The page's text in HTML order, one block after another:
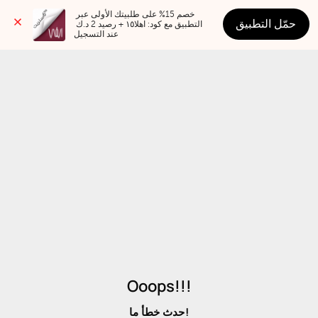
عند التسجيل
حمّل التطبيق
Ooops!!!
حدث خطأ ما!